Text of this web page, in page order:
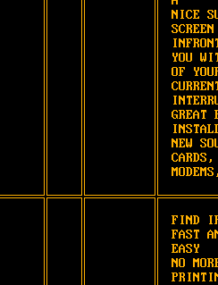
NICE
SCREEN
YOU
OF
GREAT
NEW
CARDS,
FIND
FAST
EASY
NO